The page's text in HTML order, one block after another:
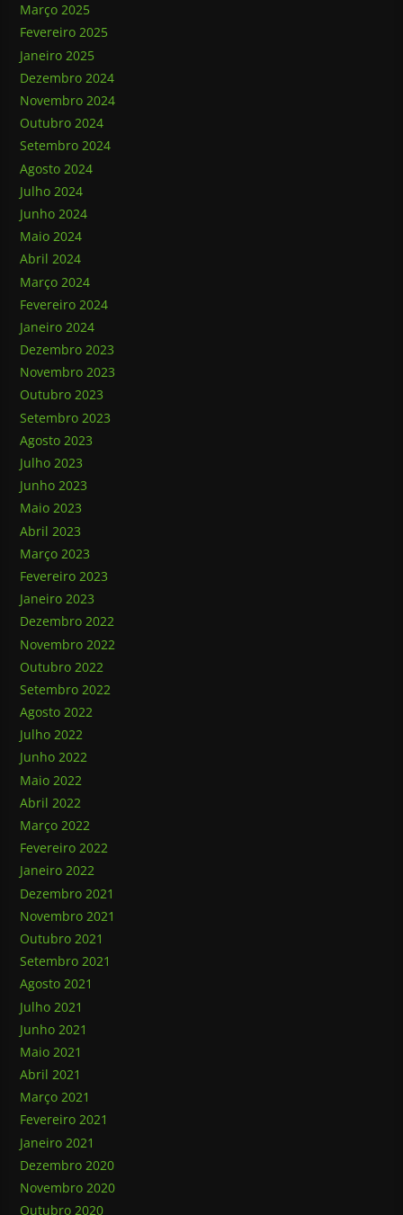
Março 2025
Fevereiro 2025
Janeiro 2025
Dezembro 2024
Novembro 2024
Outubro 2024
Setembro 2024
Agosto 2024
Julho 2024
Junho 2024
Maio 2024
Abril 2024
Março 2024
Fevereiro 2024
Janeiro 2024
Dezembro 2023
Novembro 2023
Outubro 2023
Setembro 2023
Agosto 2023
Julho 2023
Junho 2023
Maio 2023
Abril 2023
Março 2023
Fevereiro 2023
Janeiro 2023
Dezembro 2022
Novembro 2022
Outubro 2022
Setembro 2022
Agosto 2022
Julho 2022
Junho 2022
Maio 2022
Abril 2022
Março 2022
Fevereiro 2022
Janeiro 2022
Dezembro 2021
Novembro 2021
Outubro 2021
Setembro 2021
Agosto 2021
Julho 2021
Junho 2021
Maio 2021
Abril 2021
Março 2021
Fevereiro 2021
Janeiro 2021
Dezembro 2020
Novembro 2020
Outubro 2020